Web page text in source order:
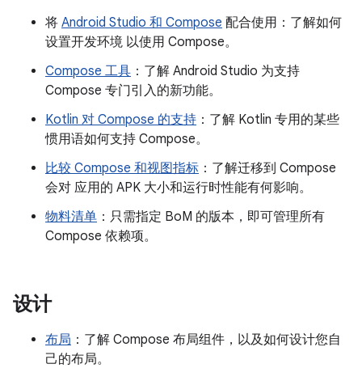
将 Android Studio 和 Compose 配合使用：了解如何
设置开发环境 以使用 Compose。
Compose 工具 ：了解 Android Studio 为支持
Compose 专门引入的新功能。
Kotlin 对 Compose 的支持 ：了解 Kotlin 专用的某些
惯用语如何支持 Compose。
比较 Compose 和视图指标 ：了解迁移到 Compose
会对 应用的 APK 大小和运行时性能有何影响。
物料清单 ：只需指定 BoM 的版本，即可管理所有
Compose 依赖项。
设计
布局 ：了解 Compose 布局组件，以及如何设计您自
己的布局。